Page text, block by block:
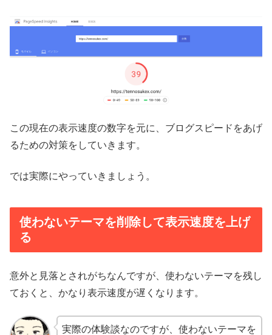
この現在の表示速度の数字を元に、ブログスピードをあげ
るための対策をしていきます。
では実際にやっていきましょう。
使わないテーマを削除して表示速度を上げ
る
意外と見落とされがちなんですが、使わないテーマを残し
ておくと、かなり表示速度が遅くなります。
実際の体験談なのですが、使わないテーマを